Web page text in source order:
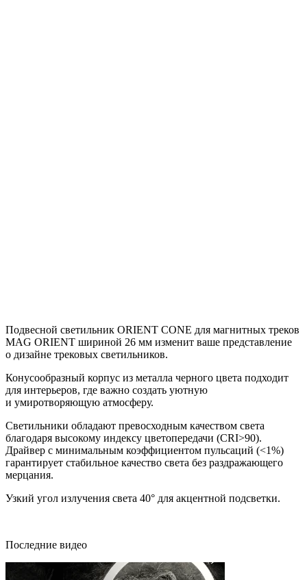
Подвесной светильник ORIENT CONE для магнитных треков
MAG ORIENT шириной 26 мм изменит ваше представление
о дизайне трековых светильников.
Конусообразный корпус из металла черного цвета подходит
для интерьеров, где важно создать уютную
и умиротворяющую атмосферу.
Светильники обладают превосходным качеством света
благодаря высокому индексу цветопередачи (CRI>90).
Драйвер с минимальным коэффициентом пульсаций (<1%)
гарантирует стабильное качество света без раздражающего
мерцания.
Узкий угол излучения света 40° для акцентной подсветки.
Последние видео